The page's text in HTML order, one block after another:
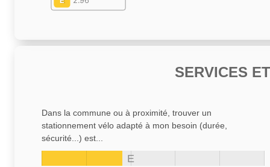
SERVICES
Dans la commune ou à proximité, trouver un
stationnement vélo adapté à mon besoin (durée,
sécurité...) est...
E